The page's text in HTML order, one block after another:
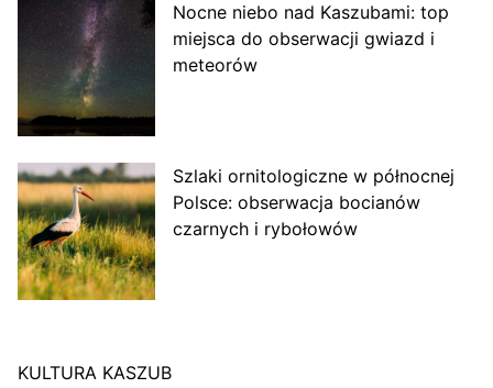
Nocne niebo nad Kaszubami: top
miejsca do obserwacji gwiazd i
meteorów
Szlaki ornitologiczne w północnej
Polsce: obserwacja bocianów
czarnych i rybołowów
KULTURA KASZUB